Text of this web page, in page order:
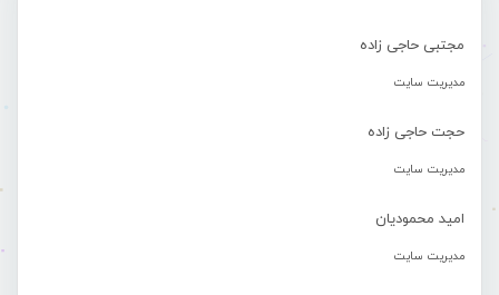
مجتبی حاجی زاده
مدیریت سایت
حجت حاجی زاده
مدیریت سایت
امید محمودیان
مدیریت سایت